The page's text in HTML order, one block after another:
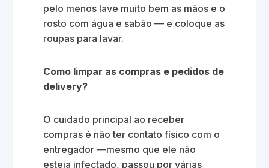
pelo menos lave muito bem as mãos e o
rosto com água e sabão — e coloque as
roupas para lavar.
Como limpar as compras e pedidos de
delivery?
O cuidado principal ao receber
compras é não ter contato físico com o
entregador —mesmo que ele não
esteja infectado, passou por várias